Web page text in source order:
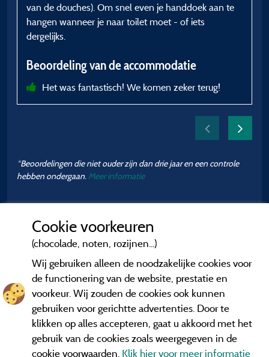
van de douches). Om snel even je handdoek aan te
hangen wanneer je naar toilet moet - of iets
dergelijks.
Beoordeling van de accommodatie
Het was fantastisch! We komen zeker terug!
*Beoordelingen die niet ouder zijn dan drie jaar en een controle
hebben ondergaan. Meer informatie
Cookie voorkeuren
(chocolade, noten, rozijnen...)
Wij gebruiken alleen de noodzakelijke cookies voor
de functionering van de website, prestatie en
voorkeur. Wij zouden de cookies ook kunnen
gebruiken voor gerichtte advertenties. Door te
klikken op alles accepteren, gaat u akkoord met het
gebruik van de cookies zoals weergegeven in de
cookie voorwaarden. Klik hier voor meer informatie